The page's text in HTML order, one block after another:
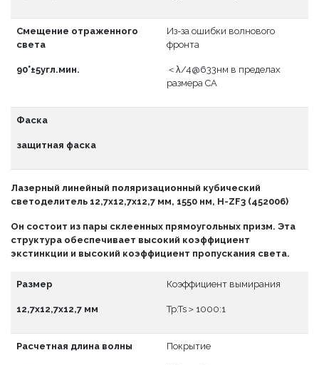
Смещение отраженного
света
90°±5угл.мин.
Из-за ошибки волнового
фронта
＜λ/4@633нм в пределах
размера CA
Фаска
защитная фаска
Лазерный линейный поляризационный кубический
светоделитель 12,7x12,7x12,7 мм, 1550 нм, H-ZF3 (452006)
Он состоит из пары склеенных прямоугольных призм. Эта
структура обеспечивает высокий коэффициент
экстинкции и высокий коэффициент пропускания света.
Размер
12,7x12,7x12,7 мм
Коэффициент вымирания
Tp:Ts＞1000:1
Расчетная длина волны Покрытие